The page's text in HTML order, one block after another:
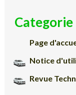
Categorie
Page
Notice
Revue